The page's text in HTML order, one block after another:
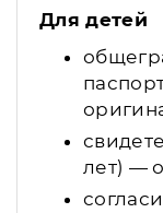
Для детей
лет) —